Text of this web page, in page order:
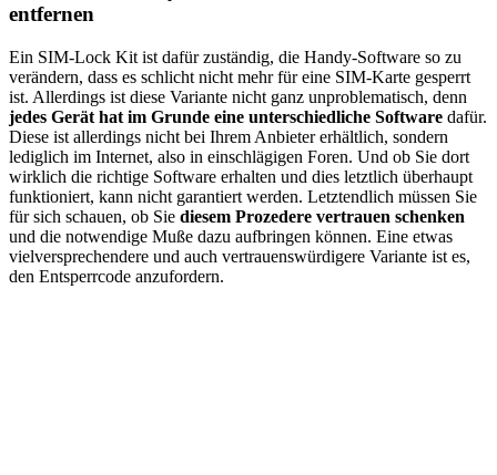
entfernen
Ein SIM-Lock Kit ist dafür zuständig, die Handy-Software so zu
verändern, dass es schlicht nicht mehr für eine SIM-Karte gesperrt
ist. Allerdings ist diese Variante nicht ganz unproblematisch, denn
jedes Gerät hat im Grunde eine unterschiedliche Software dafür.
Diese ist allerdings nicht bei Ihrem Anbieter erhältlich, sondern
lediglich im Internet, also in einschlägigen Foren. Und ob Sie dort
wirklich die richtige Software erhalten und dies letztlich überhaupt
funktioniert, kann nicht garantiert werden. Letztendlich müssen Sie
für sich schauen, ob Sie diesem Prozedere vertrauen schenken
und die notwendige Muße dazu aufbringen können. Eine etwas
vielversprechendere und auch vertrauenswürdigere Variante ist es,
den Entsperrcode anzufordern.